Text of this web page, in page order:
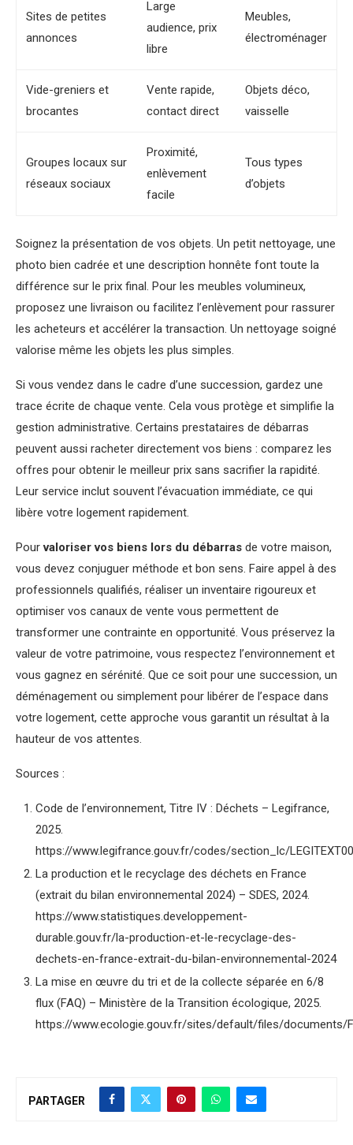
Sites de petites
annonces
Large
audience, prix
libre
Meubles,
électroménager
Vide-greniers et
brocantes
Vente rapide,
contact direct
Objets déco,
vaisselle
Groupes locaux sur
réseaux sociaux
Proximité,
enlèvement
facile
Tous types
d’objets
Soignez la présentation de vos objets. Un petit nettoyage, une
photo bien cadrée et une description honnête font toute la
différence sur le prix final. Pour les meubles volumineux,
proposez une livraison ou facilitez l’enlèvement pour rassurer
les acheteurs et accélérer la transaction. Un nettoyage soigné
valorise même les objets les plus simples.
Si vous vendez dans le cadre d’une succession, gardez une
trace écrite de chaque vente. Cela vous protège et simplifie la
gestion administrative. Certains prestataires de débarras
peuvent aussi racheter directement vos biens : comparez les
offres pour obtenir le meilleur prix sans sacrifier la rapidité.
Leur service inclut souvent l’évacuation immédiate, ce qui
libère votre logement rapidement.
Pourvaloriser vos biens lors du débarras de votre maison,
vous devez conjuguer méthode et bon sens. Faire appel à des
professionnels qualifiés, réaliser un inventaire rigoureux et
optimiser vos canaux de vente vous permettent de
transformer une contrainte en opportunité. Vous préservez la
valeur de votre patrimoine, vous respectez l’environnement et
vous gagnez en sérénité. Que ce soit pour une succession, un
déménagement ou simplement pour libérer de l’espace dans
votre logement, cette approche vous garantit un résultat à la
hauteur de vos attentes.
Sources :
Code de l’environnement, Titre IV : Déchets – Legifrance,
2025.
https://www.legifrance.gouv.fr/codes/section_lc/
La production et le recyclage des déchets en France
(extrait du bilan environnemental 2024) – SDES, 2024.
https://www.statistiques.developpement-
durable.gouv.fr/la-production-et-le-recyclage-des-
dechets-en-france-extrait-du-bilan-environnemental-2024
La mise en œuvre du tri et de la collecte séparée en 6/8
flux (FAQ) – Ministère de la Transition écologique, 2025.
https://www.ecologie.gouv.fr/sites/default/files/documents/
PARTAGER